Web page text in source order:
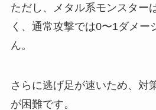
ただし、メタル系モンスター
く、通常攻撃では0〜1ダメー
ん。
さらに逃げ足が速いため、対
が困難です。